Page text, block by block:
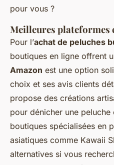
pour vous ?
Meilleures plateformes
Pour l’achat de peluches
boutiques en ligne offrent
Amazon est une option
choix et ses avis clients
propose des créations
pour dénicher une
boutiques spécialisées en
asiatiques comme Kawaii
alternatives si vous